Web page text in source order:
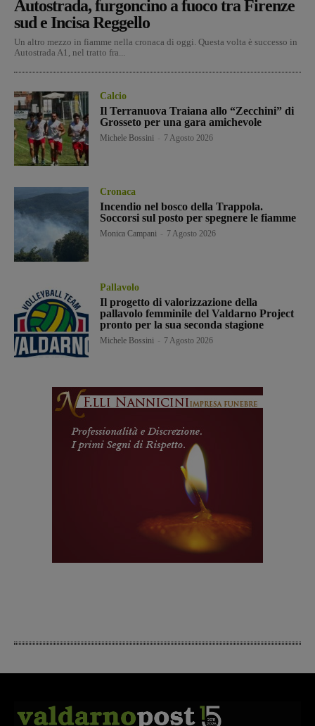
Autostrada, furgoncino a fuoco tra Firenze
sud e Incisa Reggello
Un altro mezzo in fiamme nella cronaca di oggi. Questa volta è successo in
Autostrada A1, nel tratto fra...
Calcio
Il Terranuova Traiana allo “Zecchini” di
Grosseto per una gara amichevole
Michele Bossini 7 Agosto 2026
Cronaca
Incendio nel bosco della Trappola.
Soccorsi sul posto per spegnere le fiamme
Monica Campani 7 Agosto 2026
Pallavolo
Il progetto di valorizzazione della
pallavolo femminile del Valdarno Project
pronto per la sua seconda stagione
Michele Bossini 7 Agosto 2026